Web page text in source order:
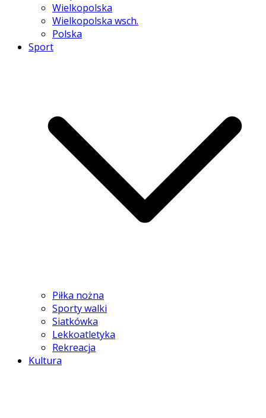
Wielkopolska
Wielkopolska wsch.
Polska
Sport
Piłka nożna
Sporty walki
Siatkówka
Lekkoatletyka
Rekreacja
Kultura